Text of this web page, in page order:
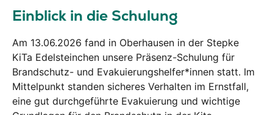
Einblick in die Schulung
Am 13.06.2026 fand in Oberhausen in der Stepke
KiTa Edelsteinchen unsere Präsenz-Schulung für
Brandschutz- und Evakuierungshelfer*innen statt. Im
Mittelpunkt standen sicheres Verhalten im Ernstfall,
eine gut durchgeführte Evakuierung und wichtige